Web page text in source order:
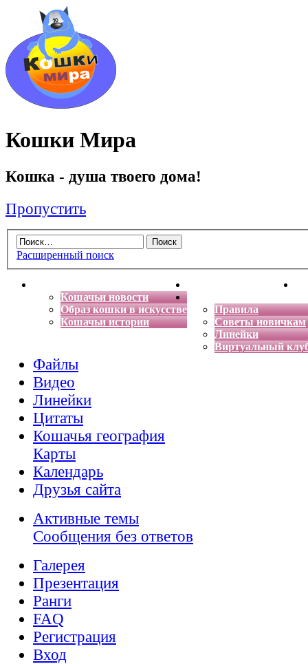
Кошки Мира
Кошка - душа твоего дома!
Пропустить
Расширенный поиск
Кошачьи новости
Образ кошки в искусстве
Кошачьи истории
Энциклопедия кошек
Правила
Советы новичкам
Линейки
Виртуальный
Файлы
Видео
Линейки
Цитаты
Кошачья география
Карты
Календарь
Друзья сайта
Активные темы
Сообщения без ответов
Галерея
Презентация
Ранги
FAQ
Регистрация
Вход